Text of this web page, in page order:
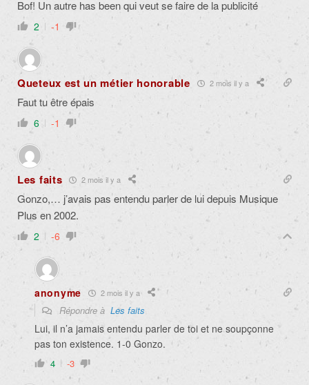
Bof! Un autre has been qui veut se faire de la publicité
2 -1
Queteux est un métier honorable 2 mois il y a
Faut tu être épais
6 -1
Les faits 2 mois il y a
Gonzo,… j’avais pas entendu parler de lui depuis Musique
Plus en 2002.
2 -6
anonyme 2 mois il y a
Répondre à Les faits
Lui, il n’a jamais entendu parler de toi et ne soupçonne
pas ton existence. 1-0 Gonzo.
4 -3